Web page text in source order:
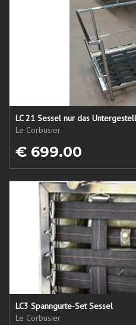
LC 21 Sessel nur das
Le Corbusier
€ 699.00
LC3 Spanngurte-Set Sessel
Le Corbusier